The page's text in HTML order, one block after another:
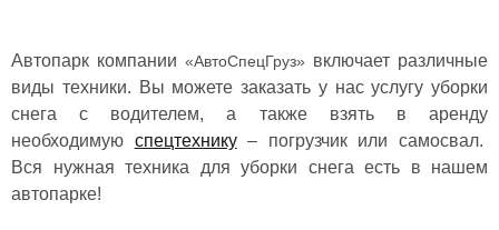
Автопарк компании «АвтоСпецГруз» включает различные
виды техники. Вы можете заказать у нас услугу уборки
снега с водителем, а также взять в аренду
необходимую спецтехнику – погрузчик или самосвал.
Вся нужная техника для уборки снега есть в нашем
автопарке!